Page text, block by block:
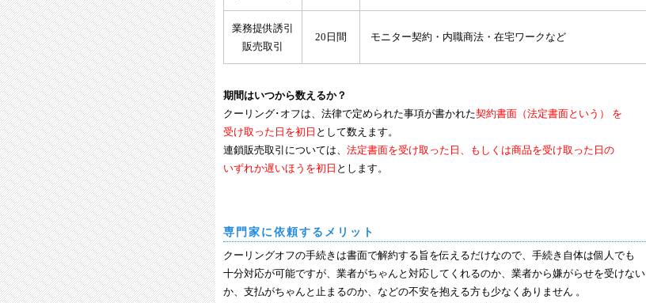
業務提供誘引
販売取引
20日間 モニター契約・内職商法・在宅ワークなど
期間はいつから数えるか？
クーリング･オフは、法律で定められた事項が書かれた契約書面（法定書面という） を
受け取った日を初日 として数えます。
連鎖販売取引については、 法定書面を受け取った日、もしくは商品を受け取った日の
いずれか遅いほうを初日 とします。
専門家に依頼するメリット
クーリングオフの手続きは書面で解約する旨を伝えるだけなので、手続き自体は個人でも
十分対応が可能ですが、業者がちゃんと対応してくれるのか、業者から嫌がらせを受けない
か、支払がちゃんと止まるのか、などの不安を抱える方も少なくありません 。